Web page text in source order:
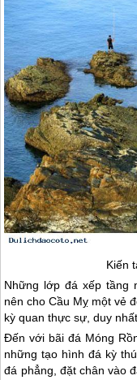
Kiến
Những lớp đá xếp tầng
nên cho Cầu Mỵ một vẻ
kỳ quan thực sự, duy
Đến với bãi đá Móng
những tạo hình đá kỳ
đá phẳng, đặt chân vào